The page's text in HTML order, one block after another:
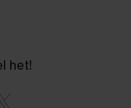
het!